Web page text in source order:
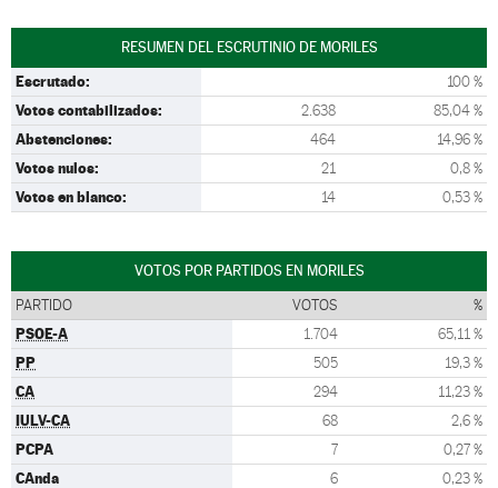
RESUMEN DEL ESCRUTINIO DE MORILES
Escrutado: 100 %
Votos contabilizados: 2.638 85,04 %
Abstenciones: 464 14,96 %
Votos nulos: 21 0,8 %
Votos en blanco: 14 0,53 %
VOTOS POR PARTIDOS EN MORILES
PARTIDO VOTOS %
PSOE-A 1.704 65,11 %
PP 505 19,3 %
CA 294 11,23 %
IULV-CA 68 2,6 %
PCPA 7 0,27 %
CAnda 6 0,23 %